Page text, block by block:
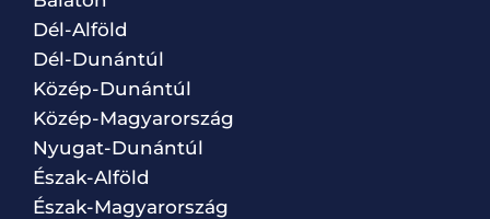
Dél-Alföld
Dél-Dunántúl
Közép-Dunántúl
Közép-Magyarország
Nyugat-Dunántúl
Észak-Alföld
Észak-Magyarország